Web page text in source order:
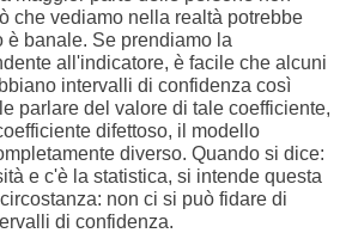
che vediamo nella realtà potrebbe
è banale. Se prendiamo la
all'indicatore, è facile che alcuni
intervalli di confidenza così
parlare del valore di tale coefficiente,
difettoso, il modello
diverso. Quando si dice:
e c'è la statistica, si intende questa
non ci si può fidare di
di confidenza.